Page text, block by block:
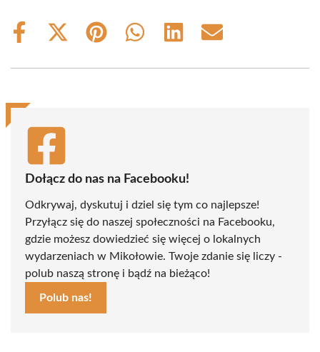
Share
Share
(Twitter)
Share
Share
Share
Share
Dołącz do nas na Facebooku!
Odkrywaj, dyskutuj i dziel się tym co najlepsze!
Przyłącz się do naszej społeczności na Facebooku,
gdzie możesz dowiedzieć się więcej o lokalnych
wydarzeniach w Mikołowie. Twoje zdanie się liczy -
polub naszą stronę i bądź na bieżąco!
Polub nas!